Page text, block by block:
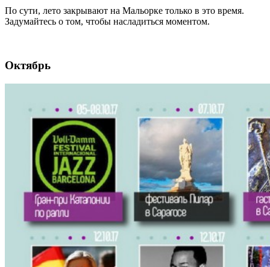
По сути, лето закрывают на Мальорке только в это время.
Задумайтесь о том, чтобы насладиться моментом.
Октябрь